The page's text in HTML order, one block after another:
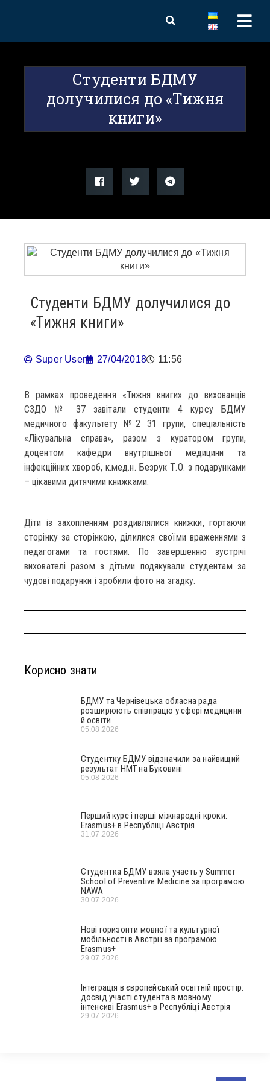
Студенти БДМУ
долучилися до «Тижня
книги»
Студенти БДМУ долучилися до
«Тижня книги»
Super User 27/04/2018 11:56
В рамках проведення «Тижня книги» до вихованців
СЗДО № 37 завітали студенти 4 курсу БДМУ
медичного факультету №2 31 групи, спеціальність
«Лікувальна справа», разом з куратором групи,
доцентом кафедри внутрішньої медицини та
інфекційних хвороб, к.мед.н. Безрук Т.О. з подарунками
– цікавими дитячими книжками.
Діти із захопленням роздивлялися книжки, гортаючи
сторінку за сторінкою, ділилися своїми враженнями з
педагогами та гостями. По завершенню зустрічі
вихователі разом з дітьми подякували студентам за
чудові подарунки і зробили фото на згадку.
Корисно знати
БДМУ та Чернівецька обласна рада
розширюють співпрацю у сфері медицини
й освіти
05.08.2026
Студентку БДМУ відзначили за найвищий
результат НМТ на Буковині
05.08.2026
Перший курс і перші міжнародні кроки:
Erasmus+ в Республіці Австрія
31.07.2026
Студентка БДМУ взяла участь у Summer
School of Preventive Medicine за програмою
NAWA
30.07.2026
Нові горизонти мовної та культурної
мобільності в Австрії за програмою
Erasmus+
29.07.2026
Інтеграція в європейський освітній простір:
досвід участі студента в мовному
інтенсиві Erasmus+ в Республіці Австрія
29.07.2026